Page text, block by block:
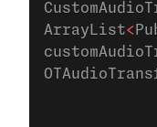
ArrayList<